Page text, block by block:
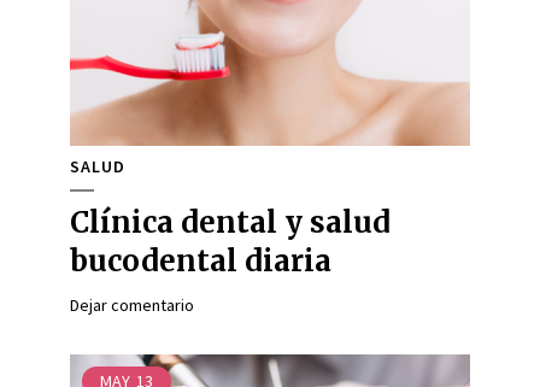
SALUD
Clínica dental y salud
bucodental diaria
Dejar comentario
MAY 13